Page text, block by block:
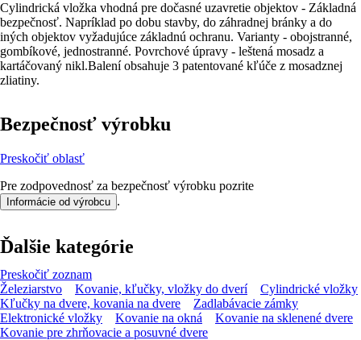
Cylindrická vložka vhodná pre dočasné uzavretie objektov - Základná
bezpečnosť. Napríklad po dobu stavby, do záhradnej bránky a do
iných objektov vyžadujúce základnú ochranu. Varianty - obojstranné,
gombíkové, jednostranné. Povrchové úpravy - leštená mosadz a
kartáčovaný nikl.Balení obsahuje 3 patentované kľúče z mosadznej
zliatiny.
Bezpečnosť výrobku
Preskočiť oblasť
Pre zodpovednosť za bezpečnosť výrobku pozrite
Informácie od výrobcu .
Ďalšie kategórie
Preskočiť zoznam
Železiarstvo
Kovanie, kľučky, vložky do dverí
Cylindrické vložky
Kľučky na dvere, kovania na dvere
Zadlabávacie zámky
Elektronické vložky
Kovanie na okná
Kovanie na sklenené dvere
Kovanie pre zhrňovacie a posuvné dvere